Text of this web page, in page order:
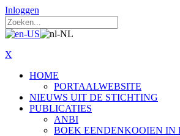
Inloggen
X
HOME
PORTAALWEBSITE
NIEUWS UIT DE STICHTING
PUBLICATIES
ANBI
BOEK EENDENKOOIEN IN